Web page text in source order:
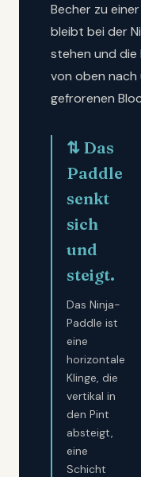
Becher zu
bleibt bei der
stehen und die
von oben
gefrorenen
⇅ Das
Paddle
senkt
sich
und
steigt.
Das Ninja-
Paddle ist
eine
horizontale
Klinge, die
vertikal in
den Pint
absteigt,
eine
Schicht